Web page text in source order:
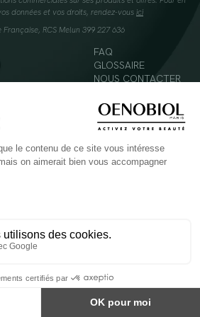
données et vos droits, rendez-vous ici
RCS Melun 399 227 636
FAQ
GLOSSAIRE
NOUS CONTACTER
AU MOINS CINQ FRUITS ET LÉGUMES PAR JOUR -
d'un régimes alimentaire varié et équilibré.
l'étiquetage des produits avant l'utilisation.